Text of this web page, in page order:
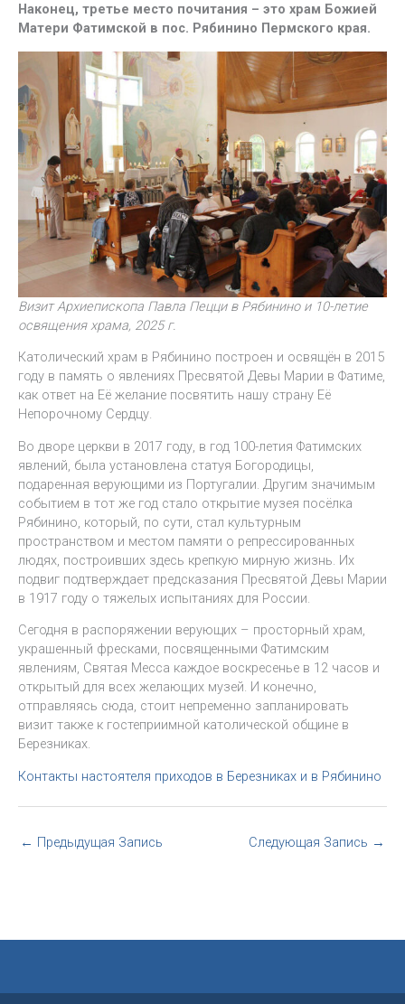
Наконец, третье место почитания – это храм Божией
Матери Фатимской в пос. Рябинино Пермского края.
Визит Архиепископа Павла Пецци в Рябинино и 10-летие
освящения храма, 2025 г.
Католический храм в Рябинино построен и освящён в 2015
году в память о явлениях Пресвятой Девы Марии в Фатиме,
как ответ на Её желание посвятить нашу страну Её
Непорочному Сердцу.
Во дворе церкви в 2017 году, в год 100-летия Фатимских
явлений, была установлена статуя Богородицы,
подаренная верующими из Португалии. Другим значимым
событием в тот же год стало открытие музея посёлка
Рябинино, который, по сути, стал культурным
пространством и местом памяти о репрессированных
людях, построивших здесь крепкую мирную жизнь. Их
подвиг подтверждает предсказания Пресвятой Девы Марии
в 1917 году о тяжелых испытаниях для России.
Сегодня в распоряжении верующих – просторный храм,
украшенный фресками, посвященными Фатимским
явлениям, Святая Месса каждое воскресенье в 12 часов и
открытый для всех желающих музей. И конечно,
отправляясь сюда, стоит непременно запланировать
визит также к гостеприимной католической общине в
Березниках.
Контакты настоятеля приходов в Березниках и в Рябинино
← Предыдущая Запись Следующая Запись →